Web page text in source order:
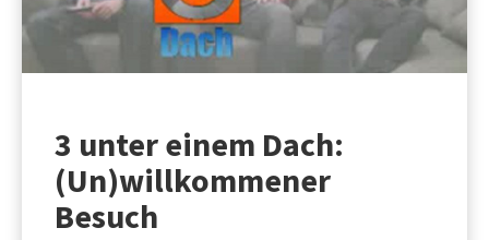
Video
3 unter einem Dach:
(Un)willkommener
Besuch